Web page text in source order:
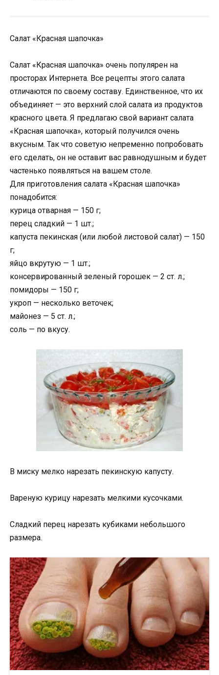
Салат «Красная шапочка»
Салат «Красная шапочка» очень популярен на
просторах Интернета. Все рецепты этого салата
отличаются по своему составу. Единственное, что их
объединяет — это верхний слой салата из продуктов
красного цвета. Я предлагаю свой вариант салата
«Красная шапочка», который получился очень
вкусным. Так что советую непременно попробовать
его сделать, он не оставит вас равнодушным и будет
частенько появляться на вашем столе.
Для приготовления салата «Красная шапочка»
понадобится:
курица отварная — 150 г;
перец сладкий — 1 шт.;
капуста пекинская (или любой листовой салат) — 150
г;
яйцо вкрутую — 1 шт.;
консервированный зеленый горошек — 2 ст. л.;
помидоры — 150 г;
укроп — несколько веточек;
майонез — 5 ст. л.;
соль — по вкусу.
В миску мелко нарезать пекинскую капусту.
Вареную курицу нарезать мелкими кусочками.
Сладкий перец нарезать кубиками небольшого
размера.